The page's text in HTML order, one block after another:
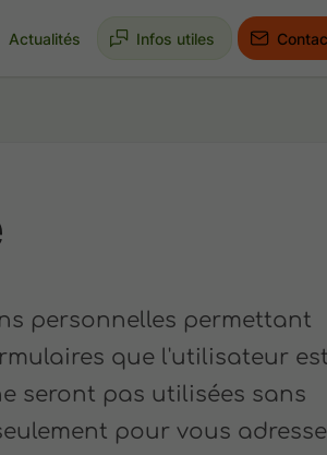
Actualités Infos utiles
personnelles permettant
que l'utilisateur est
seront pas utilisées sans
pour vous